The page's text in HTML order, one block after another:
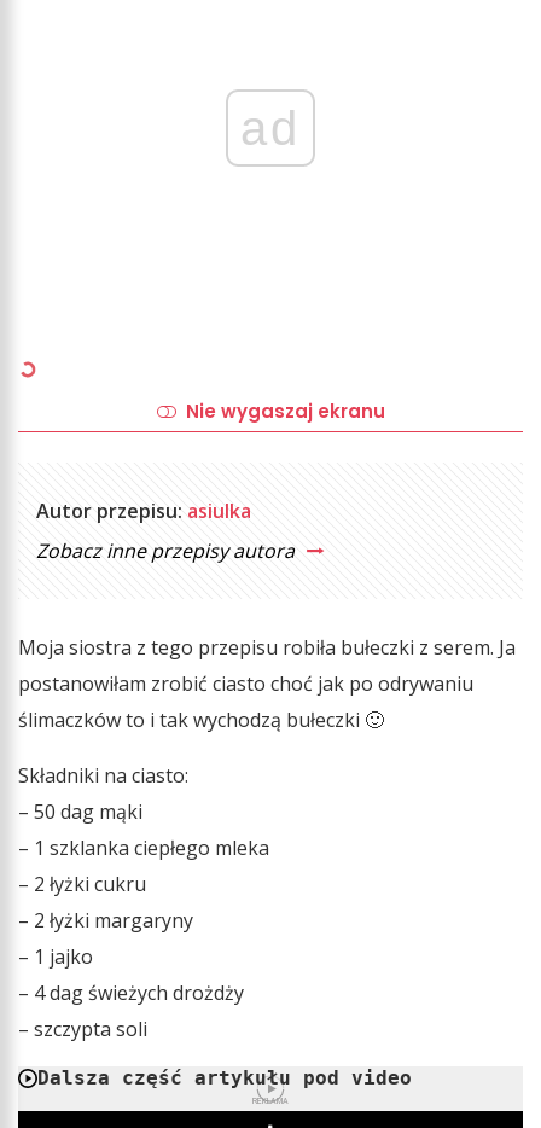
ad
Nie wygaszaj ekranu
Autor przepisu: asiulka
Zobacz inne przepisy autora
Moja siostra z tego przepisu robiła bułeczki z serem. Ja
postanowiłam zrobić ciasto choć jak po odrywaniu
ślimaczków to i tak wychodzą bułeczki 🙂
Składniki na ciasto:
– 50 dag mąki
– 1 szklanka ciepłego mleka
– 2 łyżki cukru
– 2 łyżki margaryny
– 1 jajko
– 4 dag świeżych drożdży
– szczypta soli
Dalsza część artykułu pod video
REKLAMA